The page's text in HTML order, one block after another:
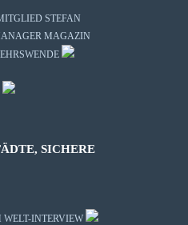
STEFAN
MAGAZIN
SICHERE
INTERVIEW